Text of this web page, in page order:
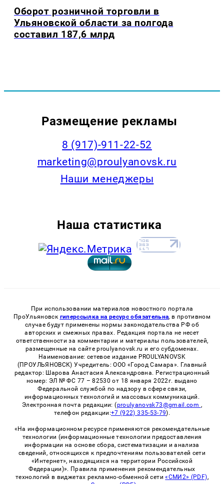
Оборот розничной торговли в
Ульяновской области за полгода
составил 187,6 млрд
Размещение рекламы
8 (917)-911-22-52
marketing@proulyanovsk.ru
Наши менеджеры
Наша статистика
При использовании материалов новостного портала
ПроУльяновск гиперссылка на ресурс обязательна, в противном
случае будут применены нормы законодательства РФ об
авторских и смежных правах. Редакция портала не несет
ответственности за комментарии и материалы пользователей,
размещенные на сайте proulyanovsk.ru и его субдоменах.
Наименование: сетевое издание PROULYANOVSK
(ПРОУЛЬЯНОВСК) Учредитель: ООО «Город Самара». Главный
редактор: Шарова Анастасия Александровна. Регистрационный
номер: ЭЛ № ФС 77 – 82530 от 18 января 2022г. выдано
Федеральной службой по надзору в сфере связи,
информационных технологий и массовых коммуникаций.
Электронная почта редакции: (proulyanovsk73@gmail.com ,
телефон редакции:+7 (922) 335-53-79).
«На информационном ресурсе применяются рекомендательные
технологии (информационные технологии предоставления
информации на основе сбора, систематизации и анализа
сведений, относящихся к предпочтениям пользователей сети
«Интернет», находящихся на территории Российской
Федерации)». Правила применения рекомендательных
технологий в виджетах рекламно-обменной сети«СМИ2» (PDF),